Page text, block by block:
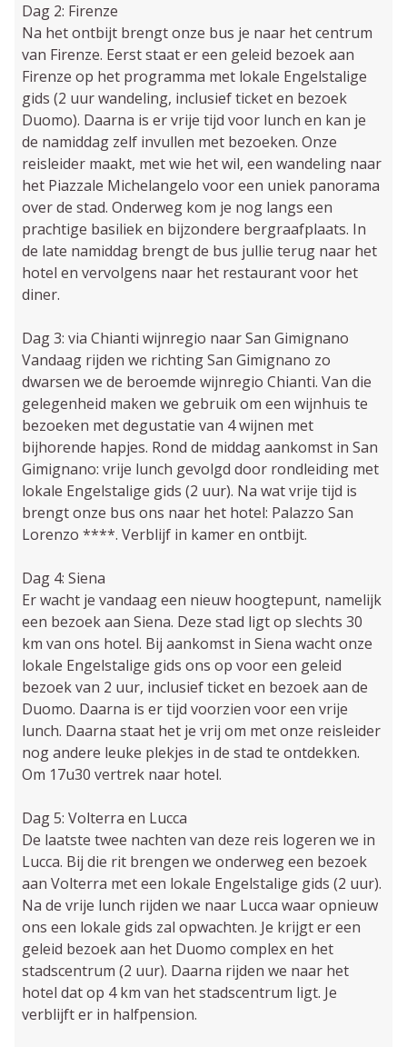
Dag 2: Firenze
Na het ontbijt brengt onze bus je naar het centrum
van Firenze. Eerst staat er een geleid bezoek aan
Firenze op het programma met lokale Engelstalige
gids (2 uur wandeling, inclusief ticket en bezoek
Duomo). Daarna is er vrije tijd voor lunch en kan je
de namiddag zelf invullen met bezoeken. Onze
reisleider maakt, met wie het wil, een wandeling naar
het Piazzale Michelangelo voor een uniek panorama
over de stad. Onderweg kom je nog langs een
prachtige basiliek en bijzondere bergraafplaats. In
de late namiddag brengt de bus jullie terug naar het
hotel en vervolgens naar het restaurant voor het
diner.
Dag 3: via Chianti wijnregio naar San Gimignano
Vandaag rijden we richting San Gimignano zo
dwarsen we de beroemde wijnregio Chianti. Van die
gelegenheid maken we gebruik om een wijnhuis te
bezoeken met degustatie van 4 wijnen met
bijhorende hapjes. Rond de middag aankomst in San
Gimignano: vrije lunch gevolgd door rondleiding met
lokale Engelstalige gids (2 uur). Na wat vrije tijd is
brengt onze bus ons naar het hotel: Palazzo San
Lorenzo ****. Verblijf in kamer en ontbijt.
Dag 4: Siena
Er wacht je vandaag een nieuw hoogtepunt, namelijk
een bezoek aan Siena. Deze stad ligt op slechts 30
km van ons hotel. Bij aankomst in Siena wacht onze
lokale Engelstalige gids ons op voor een geleid
bezoek van 2 uur, inclusief ticket en bezoek aan de
Duomo. Daarna is er tijd voorzien voor een vrije
lunch. Daarna staat het je vrij om met onze reisleider
nog andere leuke plekjes in de stad te ontdekken.
Om 17u30 vertrek naar hotel.
Dag 5: Volterra en Lucca
De laatste twee nachten van deze reis logeren we in
Lucca. Bij die rit brengen we onderweg een bezoek
aan Volterra met een lokale Engelstalige gids (2 uur).
Na de vrije lunch rijden we naar Lucca waar opnieuw
ons een lokale gids zal opwachten. Je krijgt er een
geleid bezoek aan het Duomo complex en het
stadscentrum (2 uur). Daarna rijden we naar het
hotel dat op 4 km van het stadscentrum ligt. Je
verblijft er in halfpension.